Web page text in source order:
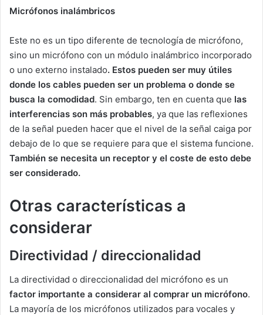
Micrófonos inalámbricos
Este no es un tipo diferente de tecnología de micrófono,
sino un micrófono con un módulo inalámbrico incorporado
o uno externo instalado. Estos pueden ser muy útiles
donde los cables pueden ser un problema o donde se
busca la comodidad. Sin embargo, ten en cuenta que las
interferencias son más probables, ya que las reflexiones
de la señal pueden hacer que el nivel de la señal caiga por
debajo de lo que se requiere para que el sistema funcione.
También se necesita un receptor y el coste de esto debe
ser considerado.
Otras características a
considerar
Directividad / direccionalidad
La directividad o direccionalidad del micrófono es un
factor importante a considerar al comprar un micrófono.
La mayoría de los micrófonos utilizados para vocales y